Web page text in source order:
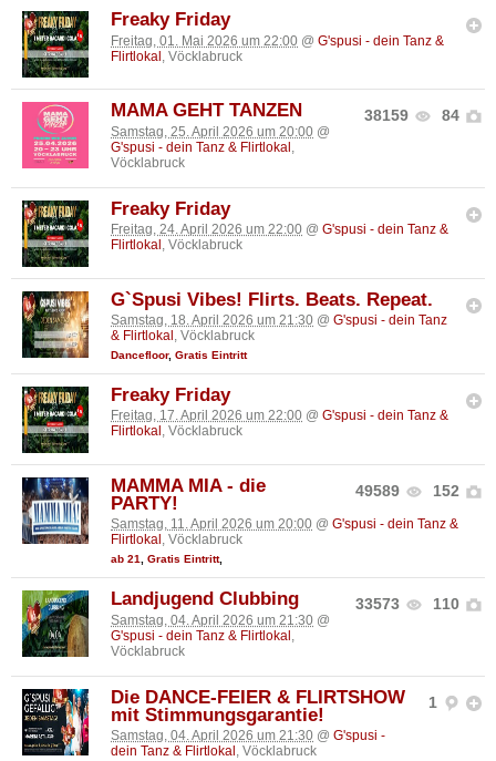
Freaky Friday
Freitag, 01. Mai 2026 um 22:00 @ G'spusi - dein Tanz &
Flirtlokal , Vöcklabruck
38159 84
MAMA GEHT TANZEN
Samstag, 25. April 2026 um 20:00 @
G'spusi - dein Tanz & Flirtlokal
Vöcklabruck
Freaky Friday
Freitag, 24. April 2026 um 22:00 @ G'spusi - dein Tanz &
Flirtlokal , Vöcklabruck
G`Spusi Vibes! Flirts. Beats. Repeat.
Samstag, 18. April 2026 um 21:30 @ G'spusi - dein Tanz
& Flirtlokal , Vöcklabruck
Dancefloor, Gratis Eintritt
Freaky Friday
Freitag, 17. April 2026 um 22:00 @ G'spusi - dein Tanz &
Flirtlokal , Vöcklabruck
49589 152
MAMMA MIA - die
PARTY!
Samstag, 11. April 2026 um 20:00 @ G'spusi - dein Tanz &
Flirtlokal , Vöcklabruck
ab 21, Gratis Eintritt,
33573 110
Landjugend Clubbing
Samstag, 04. April 2026 um 21:30 @
G'spusi - dein Tanz & Flirtlokal
Vöcklabruck
1
Die DANCE-FEIER & FLIRTSHOW
mit Stimmungsgarantie!
Samstag, 04. April 2026 um 21:30 @ G'spusi -
dein Tanz & Flirtlokal , Vöcklabruck